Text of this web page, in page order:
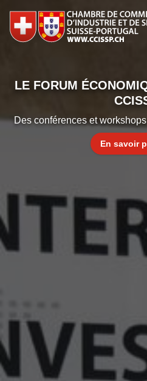
LE FORUM
Des conférences et
En savoir